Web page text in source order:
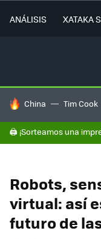
ANÁLISIS XATAKA
HOY SE HABLA DE
China Tim Cook
🖨️ ¡Sorteamos una
Robots,
virtual: así
futuro de